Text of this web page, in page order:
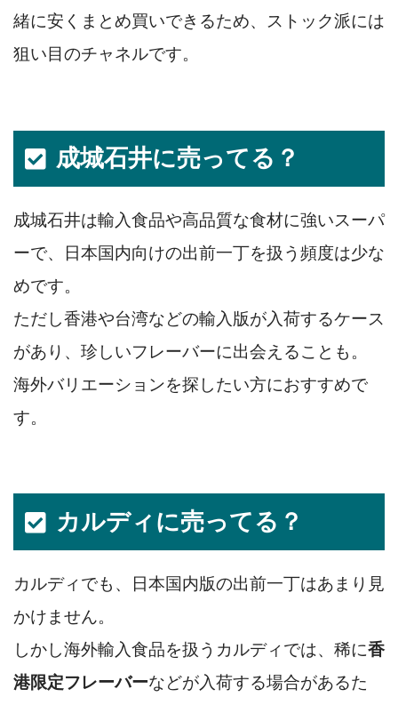
緒に安くまとめ買いできるため、ストック派には
狙い目のチャネルです。
成城石井に売ってる？
成城石井は輸入食品や高品質な食材に強いスーパ
ーで、日本国内向けの出前一丁を扱う頻度は少な
めです。
ただし香港や台湾などの輸入版が入荷するケース
があり、珍しいフレーバーに出会えることも。
海外バリエーションを探したい方におすすめで
す。
カルディに売ってる？
カルディでも、日本国内版の出前一丁はあまり見
かけません。
しかし海外輸入食品を扱うカルディでは、稀に香
港限定フレーバーなどが入荷する場合があるた